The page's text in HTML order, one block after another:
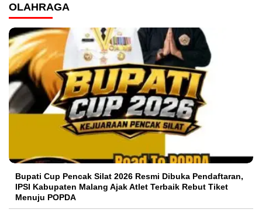
OLAHRAGA
Bupati Cup Pencak Silat 2026 Resmi Dibuka Pendaftaran,
IPSI Kabupaten Malang Ajak Atlet Terbaik Rebut Tiket
Menuju POPDA